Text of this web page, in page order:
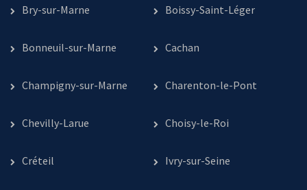
Bry-sur-Marne Boissy-Saint-Léger
Bonneuil-sur-Marne Cachan
Champigny-sur-Marne Charenton-le-Pont
Chevilly-Larue Choisy-le-Roi
Créteil Ivry-sur-Seine